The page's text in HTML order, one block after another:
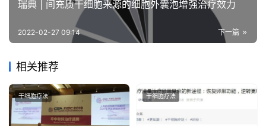
瑞典 | 间充质干细胞来源的细胞外囊泡增强治疗效力
下一篇
2022-02-27 09:14
相关推荐
干细胞疗法 干细胞疗法